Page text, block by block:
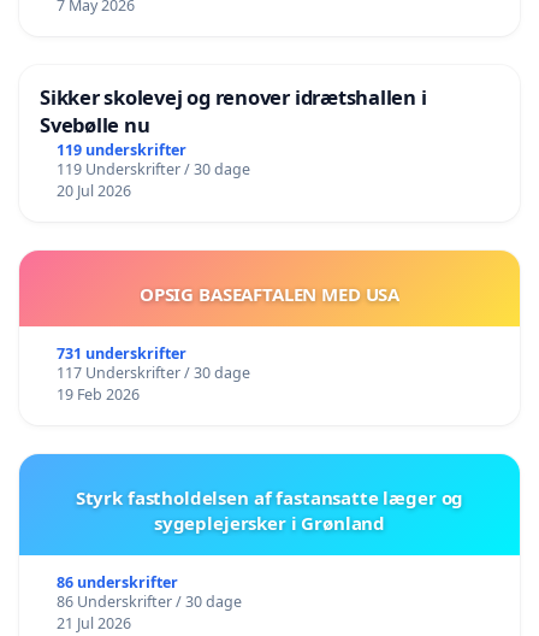
7 May 2026
Sikker skolevej og renover idrætshallen i
Svebølle nu
119 underskrifter
119 Underskrifter / 30 dage
20 Jul 2026
OPSIG BASEAFTALEN MED USA
731 underskrifter
117 Underskrifter / 30 dage
19 Feb 2026
Styrk fastholdelsen af fastansatte læger og
sygeplejersker i Grønland
86 underskrifter
86 Underskrifter / 30 dage
21 Jul 2026